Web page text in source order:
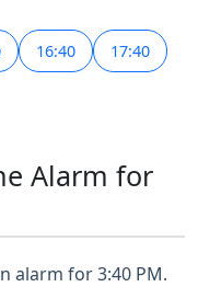
16:40 17:40
Alarm for
alarm for 3:40 PM.